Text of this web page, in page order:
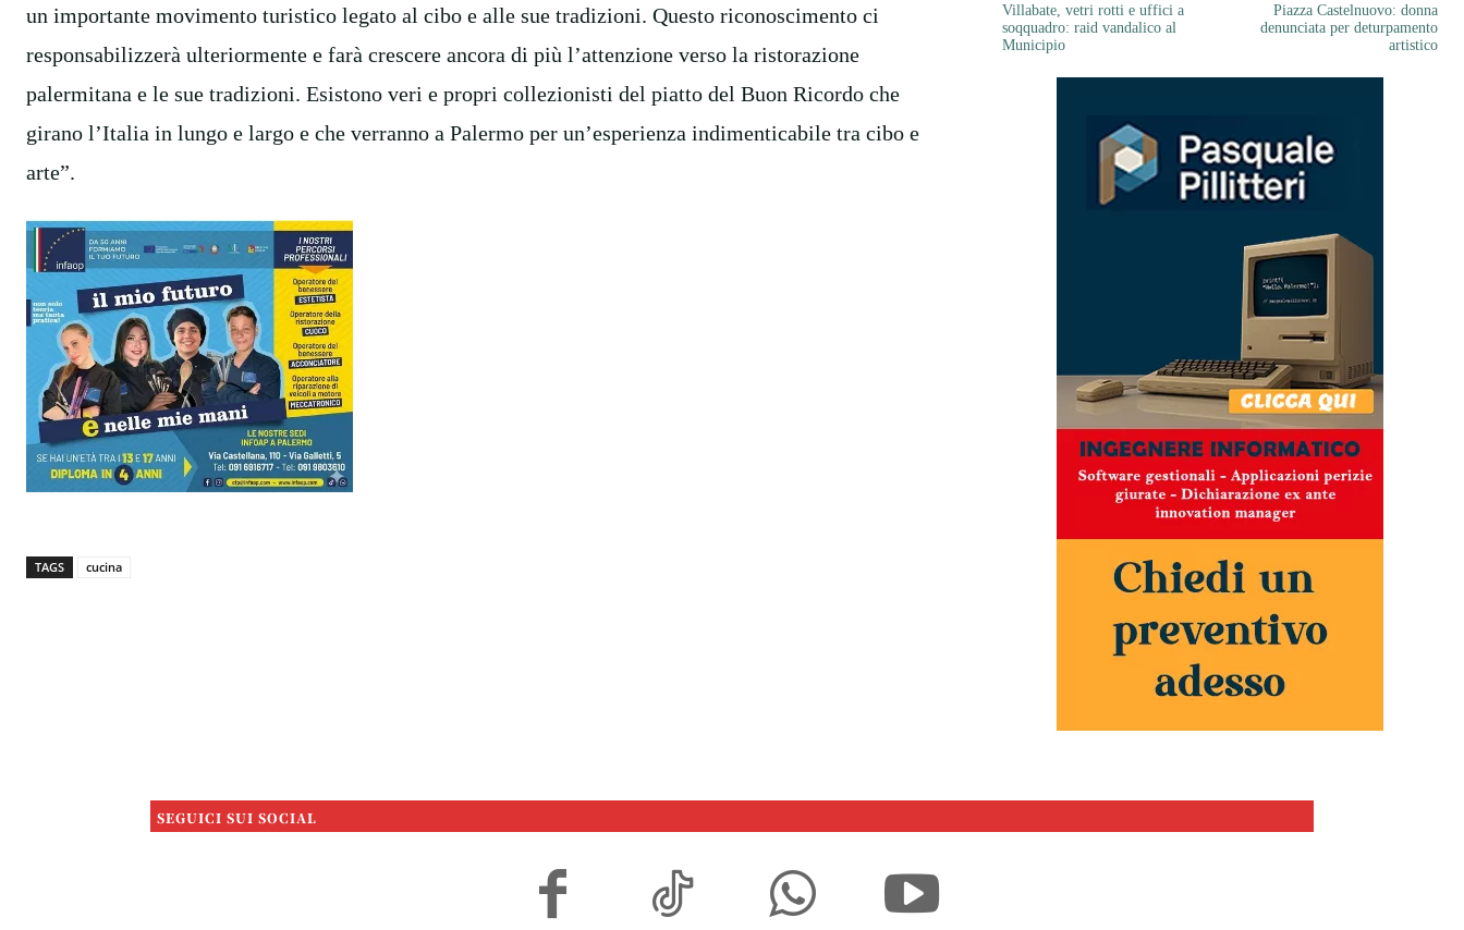
un importante movimento turistico legato al cibo e alle sue tradizioni. Questo riconoscimento ci
responsabilizzerà ulteriormente e farà crescere ancora di più l’attenzione verso la ristorazione
palermitana e le sue tradizioni. Esistono veri e propri collezionisti del piatto del Buon Ricordo che
girano l’Italia in lungo e largo e che verranno a Palermo per un’esperienza indimenticabile tra cibo e
arte”.
TAGS cucina
Villabate, vetri rotti e uffici a
soqquadro: raid vandalico al
Municipio
Piazza Castelnuovo: donna
denunciata per deturpamento
artistico
SEGUICI SUI SOCIAL